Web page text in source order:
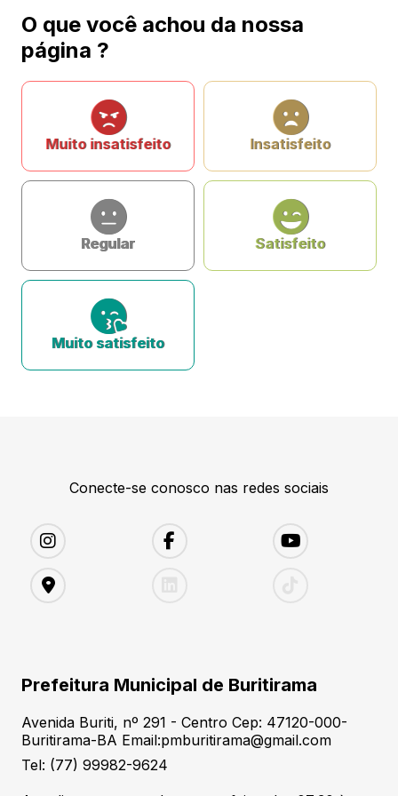
O que você achou da nossa
página ?
Muito insatisfeito Insatisfeito
Regular Satisfeito
Muito satisfeito
Conecte-se conosco nas redes sociais
Prefeitura Municipal de Buritirama
Avenida Buriti, nº 291 - Centro Cep: 47120-000-
Buritirama-BA Email:pmburitirama@gmail.com
Tel: (77) 99982-9624